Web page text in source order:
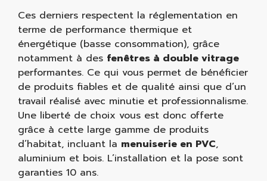
Ces derniers respectent la réglementation en
terme de performance thermique et
énergétique (basse consommation), grâce
notamment à des fenêtres à double vitrage
performantes. Ce qui vous permet de bénéficier
de produits fiables et de qualité ainsi que d’un
travail réalisé avec minutie et professionnalisme.
Une liberté de choix vous est donc offerte
grâce à cette large gamme de produits
d’habitat, incluant la menuiserie en PVC,
aluminium et bois. L’installation et la pose sont
garanties 10 ans.